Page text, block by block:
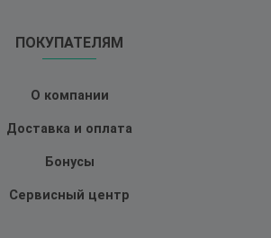
ПОКУПАТЕЛЯМ
О компании
Доставка и оплата
Бонусы
Сервисный центр